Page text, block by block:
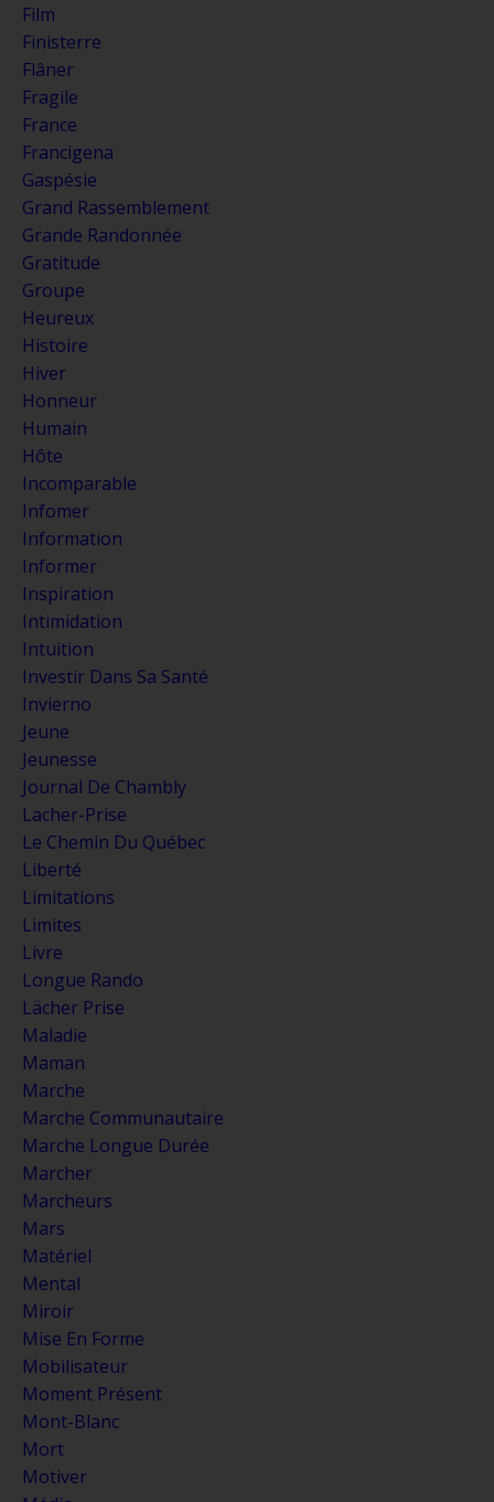
Film
Finisterre
Flâner
Fragile
France
Francigena
Gaspésie
Grand Rassemblement
Grande Randonnée
Gratitude
Groupe
Heureux
Histoire
Hiver
Honneur
Humain
Hôte
Incomparable
Infomer
Information
Informer
Inspiration
Intimidation
Intuition
Investir Dans Sa Santé
Invierno
Jeune
Jeunesse
Journal De Chambly
Lacher-Prise
Le Chemin Du Québec
Liberté
Limitations
Limites
Livre
Longue Rando
Lächer Prise
Maladie
Maman
Marche
Marche Communautaire
Marche Longue Durée
Marcher
Marcheurs
Mars
Matériel
Mental
Miroir
Mise En Forme
Mobilisateur
Moment Présent
Mont-Blanc
Mort
Motiver